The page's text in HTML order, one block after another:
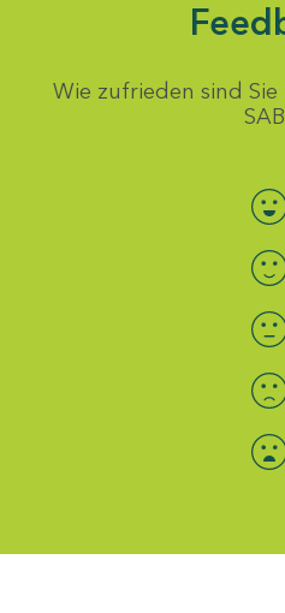
Wie zufrieden sind